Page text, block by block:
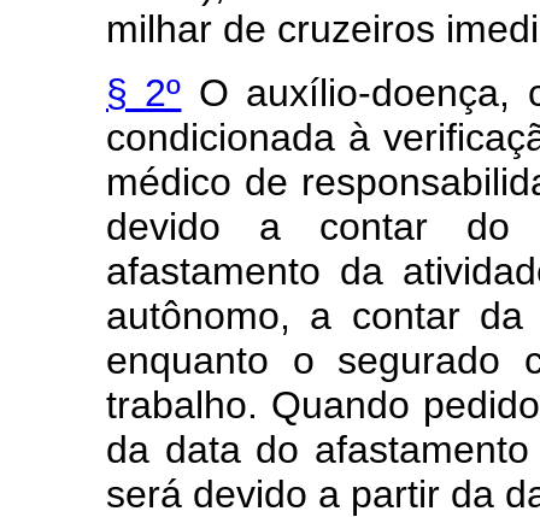
milhar de cruzeiros
§ 2º O auxílio-doença,
condicionada à
médico de
devido a contar do
afastamento da
autônomo, a contar
enquanto o segurado
trabalho. Quando
da data do
será devido a partir da